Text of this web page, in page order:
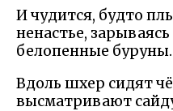
И чудится, будто
ненастье,
белопенные буруны.
Вдоль шхер сидят
высматривают